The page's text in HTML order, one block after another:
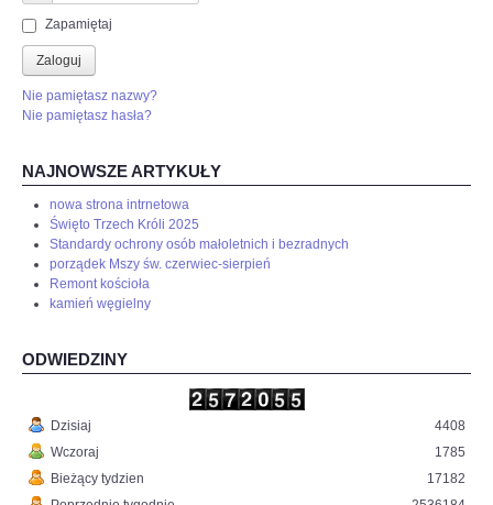
Hasło
Zapamiętaj
Zaloguj
Nie pamiętasz nazwy?
Nie pamiętasz hasła?
NAJNOWSZE ARTYKUŁY
nowa strona intrnetowa
Święto Trzech Króli 2025
Standardy ochrony osób małoletnich i bezradnych
porządek Mszy św. czerwiec-sierpień
Remont kościoła
kamień węgielny
ODWIEDZINY
Dzisiaj
Wczoraj
Bieżący tydzien
4408
1785
17182